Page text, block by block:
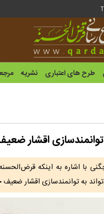
طرح های اعتباری نشریه
اقشار
با اشاره به اینکه
به توانمندسازی اقشار